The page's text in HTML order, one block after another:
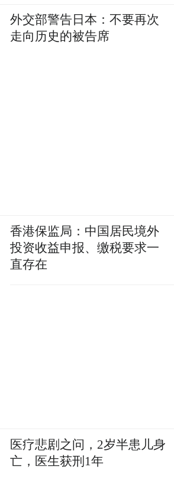
外交部警告日本：不要再次
走向历史的被告席
香港保监局：中国居民境外
投资收益申报、缴税要求一
直存在
医疗悲剧之问，2岁半患儿身
亡，医生获刑1年